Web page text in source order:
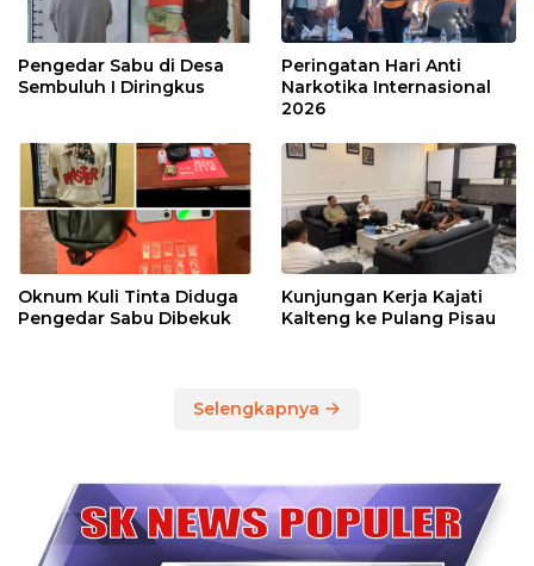
Pengedar Sabu di Desa
Sembuluh I Diringkus
Peringatan Hari Anti
Narkotika Internasional
2026
Oknum Kuli Tinta Diduga
Pengedar Sabu Dibekuk
Kunjungan Kerja Kajati
Kalteng ke Pulang Pisau
Selengkapnya